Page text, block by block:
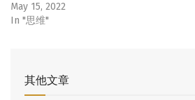
May 15, 2022
In "思维"
其他文章